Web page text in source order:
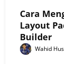
Cara
Layout
Builder
Wahid